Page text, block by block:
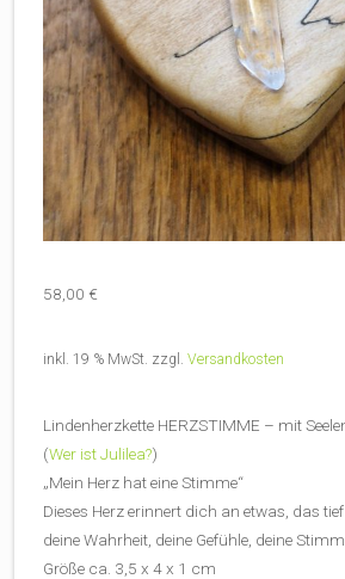
58,00 €
inkl. 19 % MwSt. zzgl. Versandkosten
Lindenherzkette HERZSTIMME – mit
(Wer ist Julilea?)
„Mein Herz hat eine Stimme“
Dieses Herz erinnert dich an etwas, das
deine Wahrheit, deine Gefühle, deine
Größe ca. 3,5 x 4 x 1 cm